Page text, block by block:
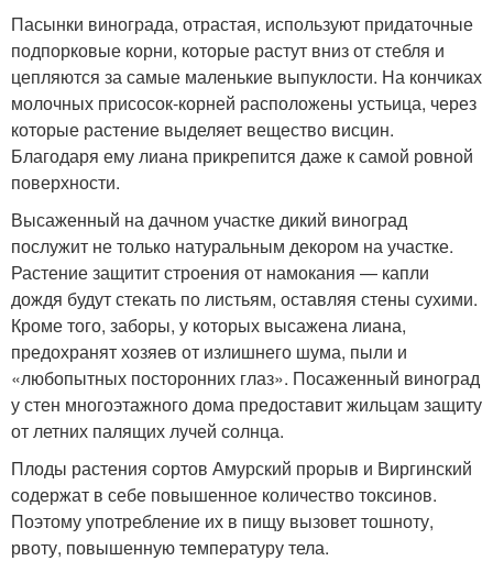
Пасынки винограда, отрастая, используют придаточные
подпорковые корни, которые растут вниз от стебля и
цепляются за самые маленькие выпуклости. На кончиках
молочных присосок-корней расположены устьица, через
которые растение выделяет вещество висцин.
Благодаря ему лиана прикрепится даже к самой ровной
поверхности.
Высаженный на дачном участке дикий виноград
послужит не только натуральным декором на участке.
Растение защитит строения от намокания — капли
дождя будут стекать по листьям, оставляя стены сухими.
Кроме того, заборы, у которых высажена лиана,
предохранят хозяев от излишнего шума, пыли и
«любопытных посторонних глаз». Посаженный виноград
у стен многоэтажного дома предоставит жильцам защиту
от летних палящих лучей солнца.
Плоды растения сортов Амурский прорыв и Виргинский
содержат в себе повышенное количество токсинов.
Поэтому употребление их в пищу вызовет тошноту,
рвоту, повышенную температуру тела.